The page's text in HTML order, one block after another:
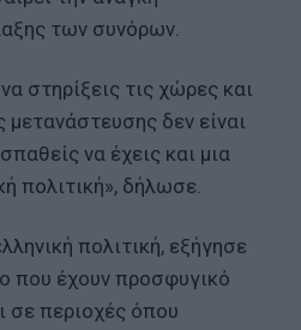
των συνόρων.
στηρίξεις τις χώρες και
μετανάστευσης δεν είναι
να έχεις και μια
πολιτική», δήλωσε.
πολιτική, εξήγησε
που έχουν προσφυγικό
σε περιοχές όπου